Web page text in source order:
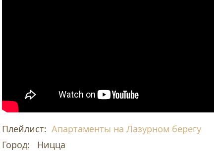
Плейлист: Апартаменты на Лазурном берегу
Город:
Ницца